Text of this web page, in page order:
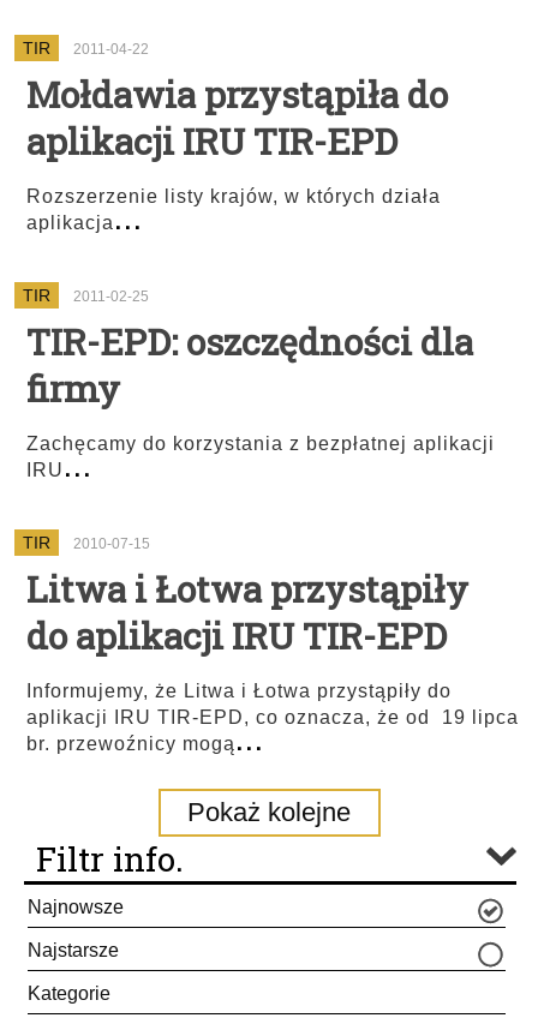
TIR 2011-04-22
Mołdawia przystąpiła do
aplikacji IRU TIR-EPD
Rozszerzenie listy krajów, w których działa
aplikacja...
TIR 2011-02-25
TIR-EPD: oszczędności dla
firmy
Zachęcamy do korzystania z bezpłatnej aplikacji
IRU...
TIR 2010-07-15
Litwa i Łotwa przystąpiły
do aplikacji IRU TIR-EPD
Informujemy, że Litwa i Łotwa przystąpiły do
aplikacji IRU TIR-EPD, co oznacza, że od 19 lipca
br. przewoźnicy mogą...
Pokaż kolejne
Filtr info.
Najnowsze
Najstarsze
Kategorie